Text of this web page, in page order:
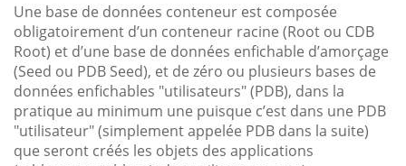
Une base de données conteneur est composée
obligatoirement d’un conteneur racine (Root ou CDB
Root) et d’une base de données enfichable d’amorçage
(Seed ou PDB Seed), et de zéro ou plusieurs bases de
données enfichables "utilisateurs" (PDB), dans la
pratique au minimum une puisque c’est dans une PDB
"utilisateur" (simplement appelée PDB dans la suite)
que seront créés les objets des applications